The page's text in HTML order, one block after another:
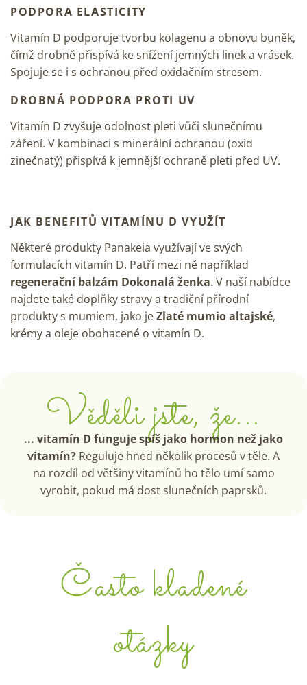
PODPORA ELASTICITY
Vitamín D podporuje tvorbu kolagenu a obnovu buněk,
čímž drobně přispívá ke snížení jemných linek a vrásek.
Spojuje se i s ochranou před oxidačním stresem.
DROBNÁ PODPORA PROTI UV
Vitamín D zvyšuje odolnost pleti vůči slunečnímu
záření. V kombinaci s minerální ochranou (oxid
zinečnatý) přispívá k jemnější ochraně pleti před UV.
JAK BENEFITŮ VITAMÍNU D VYUŽÍT
Některé produkty Panakeia využívají ve svých
formulacích vitamín D. Patří mezi ně například
regenerační balzám Dokonalá ženka. V naší nabídce
najdete také doplňky stravy a tradiční přírodní
produkty s mumiem, jako jeZlaté mumio altajské,
krémy a oleje obohacené o vitamín D.
Věděli jste, že...
... vitamín D funguje spíš jako hormon než jako
vitamín? Reguluje hned několik procesů v těle. A
na rozdíl od většiny vitamínů ho tělo umí samo
vyrobit, pokud má dost slunečních paprsků.
Často kladené
otázky